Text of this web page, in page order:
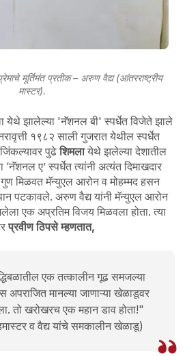
मूर्तिमंत प्रतीक – अरुण वैद्य (आंतरराष्ट्रीय
मास्टर).
येथे झालेल्या 'नॅशनल बी' स्पर्धेत विजेते झाले
१९८२ साली गुजरात येथील स्पर्धेत
पुढेशिमलायेथे झलेल्या देशातील
‘नॅशनल ए’ स्पर्धेत त्यांनी अत्यंत दिमाखदार
मिळवत मॅन्युएल आरोन व मोहम्मद हसन
पटकावले. अरुण वैद्य यांनी मॅन्युएल आरोन
एक अप्रतिम विजय मिळवला होता. त्या
प्रवीण ठिपसे म्हणतात,
एक तत्कालीन गूढ समजल्या
अपराजित मानल्या जाणाऱ्या खेळाडूवर
तो खरोखरच एक महान डाव होता!"
व वैद्य यांचे समकालीन खेळाडू)